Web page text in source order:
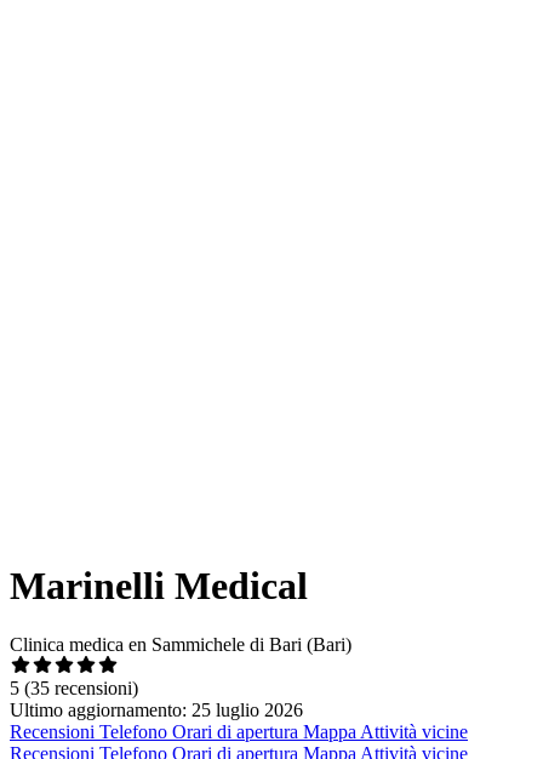
Marinelli Medical
Clinica medica en Sammichele di Bari (Bari)
5 (35 recensioni)
Ultimo aggiornamento: 25 luglio 2026
Recensioni Telefono Orari di apertura Mappa Attività vicine
Recensioni Telefono Orari di apertura Mappa Attività vicine